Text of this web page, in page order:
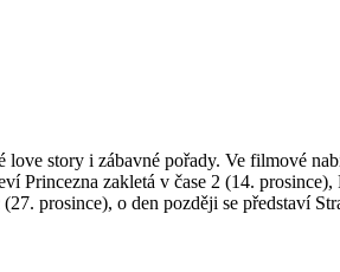
story i zábavné pořady. Ve filmové
zakletá v čase 2 (14.
prosince), o den později se představí